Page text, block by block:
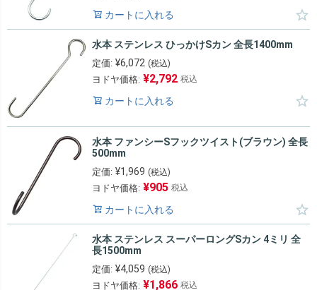
カートに入れる
水本 ステンレス ひっかけSカン 全長1400mm
定価: ¥6,072 (税込)
ヨドヤ価格: ¥2,792 税込
カートに入れる
水本 ファンシーSフックツイスト(ブラウン) 全長
500mm
定価: ¥1,969 (税込)
ヨドヤ価格: ¥905 税込
カートに入れる
水本 ステンレス スーパーロングSカン 4ミリ 全
長1500mm
定価: ¥4,059 (税込)
ヨドヤ価格: ¥1,866 税込